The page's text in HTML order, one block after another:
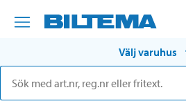
Välj varuhus